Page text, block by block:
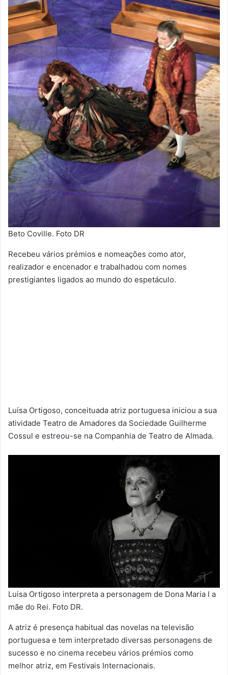
Beto Coville. Foto DR
Recebeu vários prémios e nomeações como ator,
realizador e encenador e trabalhadou com nomes
prestigiantes ligados ao mundo do espetáculo.
Luísa Ortigoso, conceituada atriz portuguesa iniciou a sua
atividade Teatro de Amadores da Sociedade Guilherme
Cossul e estreou-se na Companhia de Teatro de Almada.
Luisa Ortigoso interpreta a personagem de Dona Maria I a
mãe do Rei. Foto DR.
A atriz é presença habitual das novelas na televisão
portuguesa e tem interpretado diversas personagens de
sucesso e no cinema recebeu vários prémios como
melhor atriz, em Festivais Internacionais.